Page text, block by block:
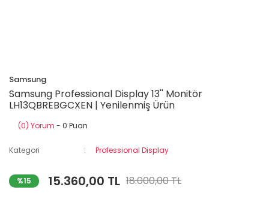
Samsung
Samsung Professional Display 13'' Monitör
LH13QBREBGCXEN | Yenilenmiş Ürün
(0) Yorum - 0 Puan
Kategori Professional Display
%15 15.360,00 TL 18.000,00 TL